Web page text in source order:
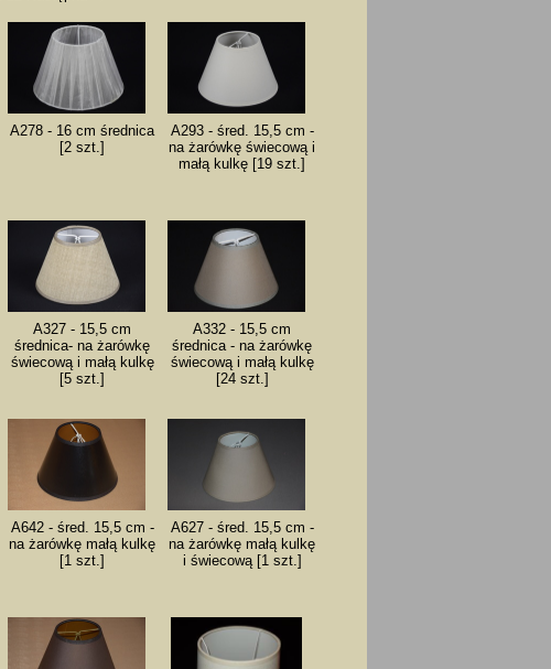
A278 - 16 cm średnica
[2 szt.]
A293 - śred. 15,5 cm -
na żarówkę świecową i
małą kulkę [19 szt.]
A327 - 15,5 cm
średnica- na żarówkę
świecową i małą kulkę
[5 szt.]
A332 - 15,5 cm
średnica - na żarówkę
świecową i małą kulkę
[24 szt.]
A642 - śred. 15,5 cm -
na żarówkę małą kulkę
[1 szt.]
A627 - śred. 15,5 cm -
na żarówkę małą kulkę
i świecową [1 szt.]